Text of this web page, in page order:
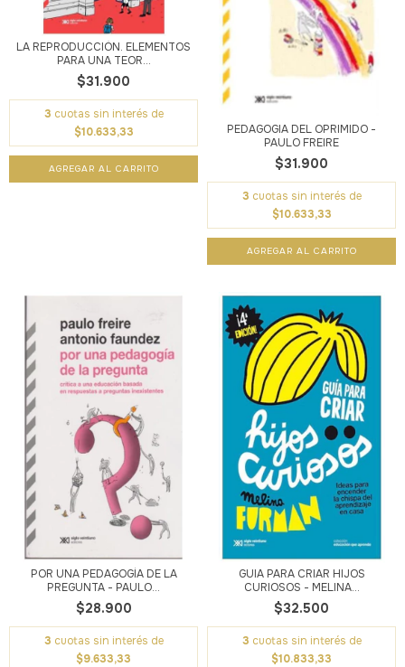
LA REPRODUCCIÓN. ELEMENTOS
PARA UNA TEOR...
$31.900
3 cuotas sin interés de
$10.633,33
PEDAGOGIA DEL OPRIMIDO -
PAULO FREIRE
$31.900
3 cuotas sin interés de
$10.633,33
POR UNA PEDAGOGÍA DE LA
PREGUNTA - PAULO...
$28.900
3 cuotas sin interés de
$9.633,33
GUIA PARA CRIAR HIJOS
CURIOSOS - MELINA...
$32.500
3 cuotas sin interés de
$10.833,33